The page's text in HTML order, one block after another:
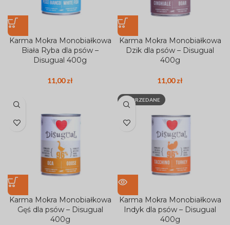
Karma Mokra Monobiałkowa
Biała Ryba dla psów –
Disugual 400g
11,00zł
Karma Mokra Monobiałkowa
Dzik dla psów – Disugual
400g
11,00zł
Karma Mokra Monobiałkowa
Gęś dla psów – Disugual
400g
WYPRZEDANE
Karma Mokra Monobiałkowa
Indyk dla psów – Disugual
400g